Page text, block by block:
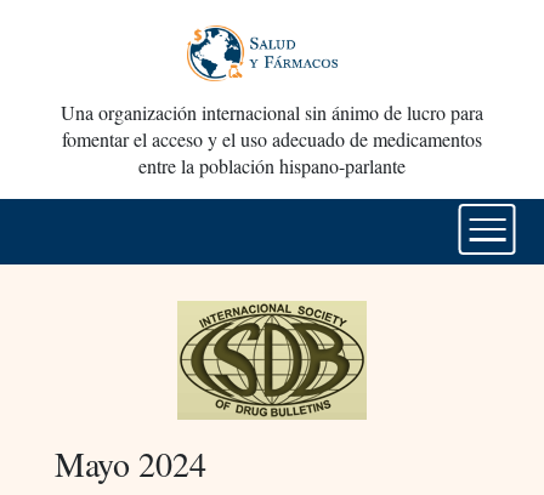
Una organización internacional sin ánimo de lucro para
fomentar el acceso y el uso adecuado de medicamentos
entre la población hispano-parlante
Mayo 2024